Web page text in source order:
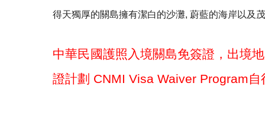
得天獨厚的關島擁有潔白的沙灘, 蔚藍的海岸以及
中華民國護照入境關島免簽證，出境
證計劃 CNMI Visa Waiver Program自